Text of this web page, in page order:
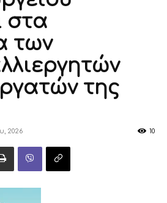
στα
των
της
2026 10